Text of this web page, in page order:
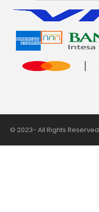
© 2023- All Rights Reserved